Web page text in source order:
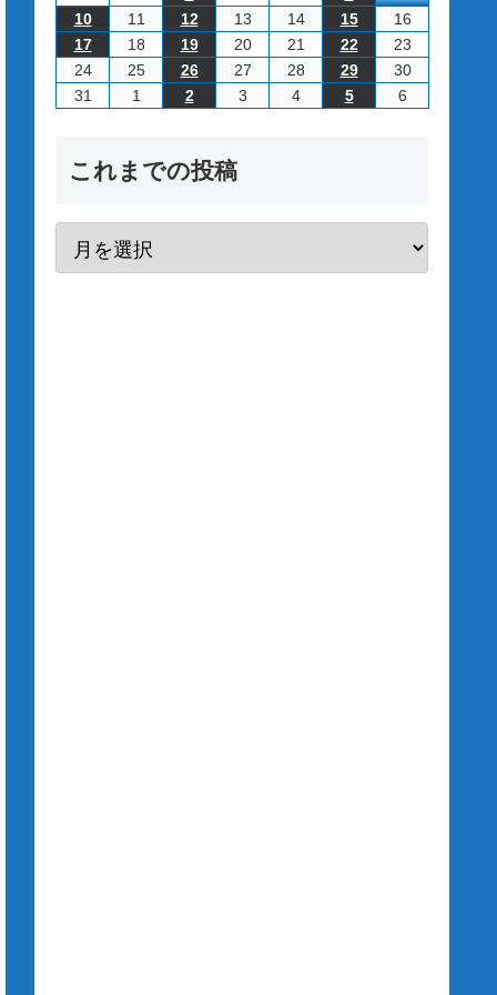
102026/8/10
11 2026/8/11
122026/8/12
132026/8/13
142026/8/14
152026/8/15
162026/8/16
172026/8/17
182026/8/18
192026/8/19
202026/8/20
21 2026/8/21
222026/8/22
232026/8/23
242026/8/24
252026/8/25
262026/8/26
272026/8/27
282026/8/28
292026/8/29
302026/8/30
31 2026/8/31
1 2026/9/1
22026/9/2
32026/9/3
42026/9/4
52026/9/5
62026/9/6
これまでの投稿